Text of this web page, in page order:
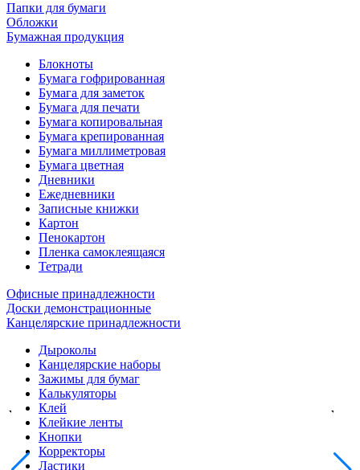
Папки для бумаги
Обложки
Бумажная продукция
Блокноты
Бумага гофрированная
Бумага для заметок
Бумага для печати
Бумага копировальная
Бумага крепированная
Бумага миллиметровая
Бумага цветная
Дневники
Ежедневники
Записные книжки
Картон
Пенокартон
Пленка самоклеящаяся
Тетради
Офисные принадлежности
Доски демонстрационные
Канцелярские принадлежности
Дыроколы
Канцелярские наборы
Зажимы для бумаг
Калькуляторы
Клей
Клейкие ленты
Кнопки
Корректоры
Ластики